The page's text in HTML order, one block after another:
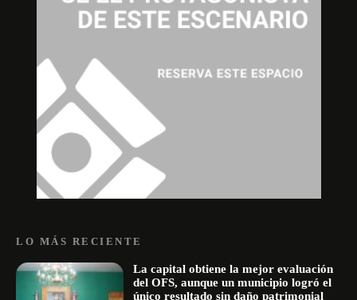
LO MÁS RECIENTE
La capital obtiene la mejor evaluación
del OFS, aunque un municipio logró el
único resultado sin daño patrimonial